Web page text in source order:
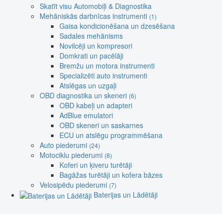
Skatīt visu Automobiļi & Diagnostika
Mehāniskās darbnīcas instrumenti (1)
Gaisa kondicionēšana un dzesēšana
Sadales mehānisms
Novilcēji un kompresori
Domkrati un pacēlāji
Bremžu un motora instrumenti
Specializēti auto instrumenti
Atslēgas un uzgaļi
OBD diagnostika un skeneri (6)
OBD kabeļi un adapteri
AdBlue emulatori
OBD skeneri un saskarnes
ECU un atslēgu programmēšana
Auto piederumi (24)
Motociklu piederumi (8)
Koferi un ķiveru turētāji
Bagāžas turētāji un kofera bāzes
Velosipēdu piederumi (7)
Baterijas un Lādētāji